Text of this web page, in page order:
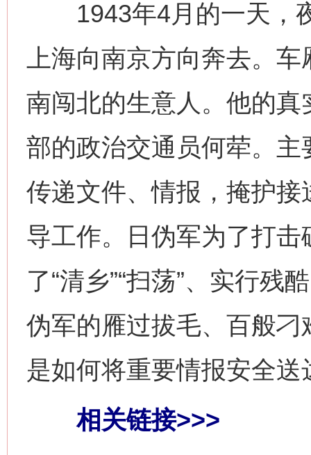
1943年4月的一天，
上海向南京方向奔去。
南闯北的生意人。他的
部的政治交通员何荦。
传递文件、情报，掩护
导工作。日伪军为了打
了“清乡”“扫荡”、实行残
伪军的雁过拔毛、百般
是如何将重要情报安全
相关链接>>>